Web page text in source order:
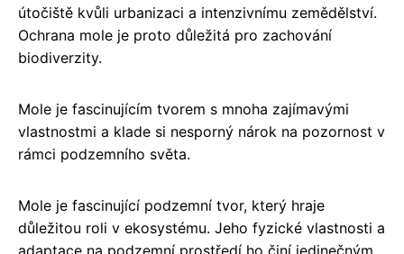
útočiště kvůli urbanizaci a intenzivnímu zemědělství.
Ochrana mole je proto důležitá pro zachování
biodiverzity.
Mole je fascinujícím tvorem s mnoha zajímavými
vlastnostmi a klade si nesporný nárok na pozornost v
rámci podzemního světa.
Mole je fascinující podzemní tvor, který hraje
důležitou roli v ekosystému. Jeho fyzické vlastnosti a
adaptace na podzemní prostředí ho činí jedinečným